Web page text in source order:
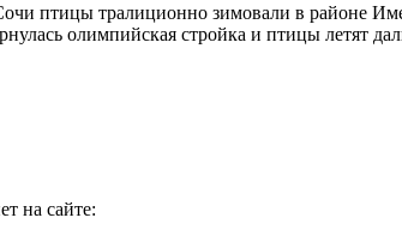
птицы тралиционно зимовали в районе
олимпийская стройка и птицы летят
на сайте: